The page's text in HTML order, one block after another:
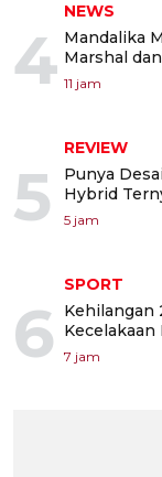
4
NEWS
Mandalika
Marshal
11 jam
5
REVIEW
Punya
Hybrid
5 jam
6
SPORT
Kehilangan
7 jam